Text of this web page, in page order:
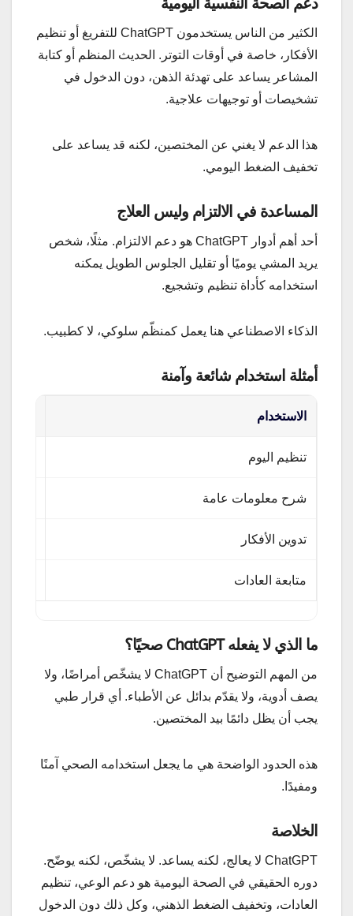
الكثير من الناس يستخدمون ChatGPT للتفريغ أو تنظيم
الأفكار، خاصة في أوقات التوتر. الحديث المنظم أو كتابة
المشاعر يساعد على تهدئة الذهن، دون الدخول في
تشخيصات أو توجيهات علاجية.
هذا الدعم لا يغني عن المختصين، لكنه قد يساعد على
تخفيف الضغط اليومي.
المساعدة في الالتزام وليس العلاج
أحد أهم أدوار ChatGPT هو دعم الالتزام. مثلًا، شخص
يريد المشي يوميًا أو تقليل الجلوس الطويل يمكنه
استخدامه كأداة تنظيم وتشجيع.
الذكاء الاصطناعي هنا يعمل كمنظّم سلوكي، لا كطبيب.
أمثلة استخدام شائعة وآمنة
الاستخدام
تنظيم اليوم
شرح معلومات عامة
تدوين الأفكار
متابعة العادات
ما الذي لا يفعله ChatGPT صحيًا؟
من المهم التوضيح أن ChatGPT لا يشخّص أمراضًا، ولا
يصف أدوية، ولا يقدّم بدائل عن الأطباء. أي قرار طبي
يجب أن يظل دائمًا بيد المختصين.
هذه الحدود الواضحة هي ما يجعل استخدامه الصحي آمنًا
ومفيدًا.
الخلاصة
ChatGPT لا يعالج، لكنه يساعد. لا يشخّص، لكنه يوضّح.
دوره الحقيقي في الصحة اليومية هو دعم الوعي، تنظيم
العادات، وتخفيف الضغط الذهني، وكل ذلك دون الدخول